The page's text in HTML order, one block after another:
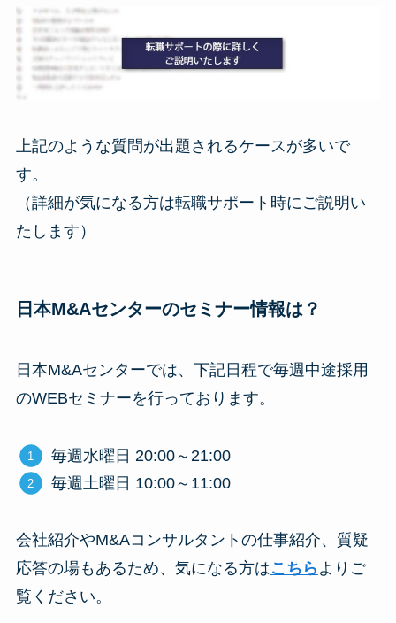
上記のような質問が出題されるケースが多いで
す。
（詳細が気になる方は転職サポート時にご説明い
たします）
日本M&Aセンターのセミナー情報は？
日本M&Aセンターでは、下記日程で毎週中途採用
のWEBセミナーを行っております。
毎週水曜日 20:00～21:00
毎週土曜日 10:00～11:00
会社紹介やM&Aコンサルタントの仕事紹介、質疑
応答の場もあるため、気になる方はこちら よりご
覧ください。